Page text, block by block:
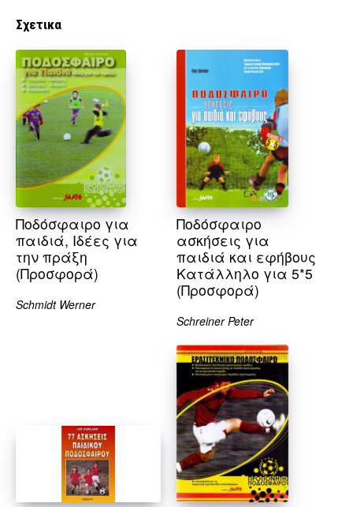
Σχετικα
Ποδόσφαιρο για
παιδιά, Ιδέες για
την πράξη
(Προσφορά)
Schmidt Werner
Ποδόσφαιρο
ασκήσεις για
παιδιά και εφήβους
Κατάλληλο για 5*5
(Προσφορά)
Schreiner Peter